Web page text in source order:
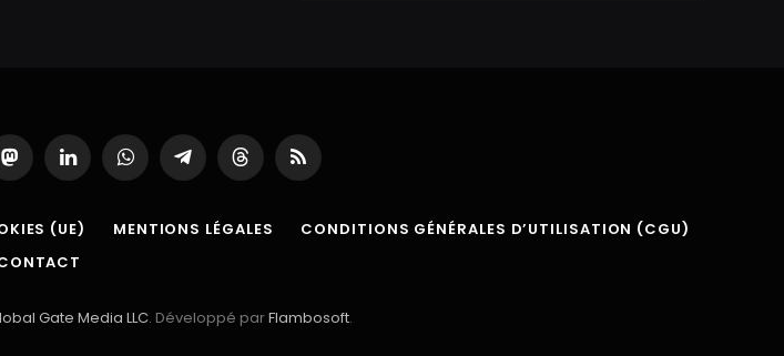
MastodonLinkedInWhatsAppPartager
sur
ThreadsRSS
(UE) MENTIONS LÉGALES
CONDITIONS GÉNÉRALES D’UTILISATION (CGU)
Gate Media LLC. Développé parFlambosoft.